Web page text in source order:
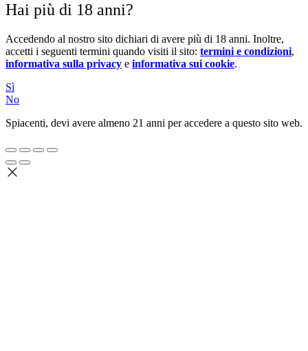
Hai più di 18 anni?
Accedendo al nostro sito dichiari di avere più di 18 anni. Inoltre,
accetti i seguenti termini quando visiti il sito: termini e condizioni,
informativa sulla privacy e informativa sui cookie.
Sì
No
Spiacenti, devi avere almeno 21 anni per accedere a questo sito web.